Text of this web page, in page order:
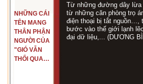
NHỮNG CÁI
TÊN MANG
THÂN PHẬN
NGƯỜI CỦA
"GIÓ VẪN
THỔI QUA
Từ những đường dây lừa
từ những căn phòng trọ
điện thoại bị tắt nguồn…,
bước vào thế giới lạnh
đại dữ liệu,... (DƯƠNG